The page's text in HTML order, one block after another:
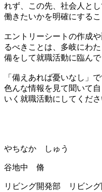
れず、この先、社会人と
働きたいかを明確にする
エントリーシートの作成
るべきことは、多岐にわ
備をして就職活動に臨んで
「備えあれば憂いなし」で
色んな情報を見て聞いて
いく就職活動にしてくださ
やちなか しゅう
谷地中 脩
リビング開発部 リビング